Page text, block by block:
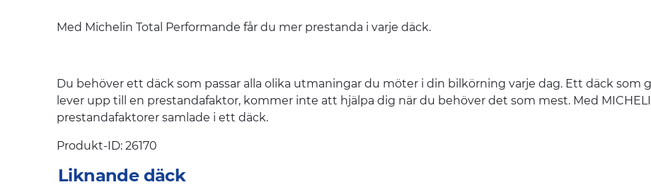
Med Michelin Total Performande får du mer prestanda i varje däck.
Du behöver ett däck som passar alla olika utmaningar du möter i din bilkörning varje dag. Ett däck som
lever upp till en prestandafaktor, kommer inte att hjälpa dig när du behöver det som mest. Med
prestandafaktorer samlade i ett däck.
Produkt-ID: 26170
Liknande däck